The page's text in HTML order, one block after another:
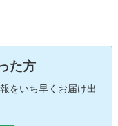
た方
をいち早くお届け出